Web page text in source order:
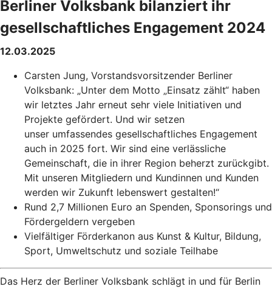
Berliner Volksbank bilanziert ihr
gesellschaftliches Engagement 2024
12.03.2025
Carsten Jung, Vorstandsvorsitzender Berliner
Volksbank: „Unter dem Motto „Einsatz zählt“ haben
wir letztes Jahr erneut sehr viele Initiativen und
Projekte gefördert. Und wir setzen
unser umfassendes gesellschaftliches Engagement
auch in 2025 fort. Wir sind eine verlässliche
Gemeinschaft, die in ihrer Region beherzt zurückgibt.
Mit unseren Mitgliedern und Kundinnen und Kunden
werden wir Zukunft lebenswert gestalten!“
Rund 2,7 Millionen Euro an Spenden, Sponsorings und
Fördergeldern vergeben
Vielfältiger Förderkanon aus Kunst & Kultur, Bildung,
Sport, Umweltschutz und soziale Teilhabe
Das Herz der Berliner Volksbank schlägt in und für Berlin